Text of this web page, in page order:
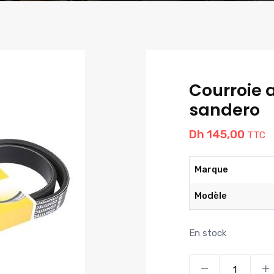
Courroie
sandero
Dh 145,00 TTC
Marque
Modèle
En stock